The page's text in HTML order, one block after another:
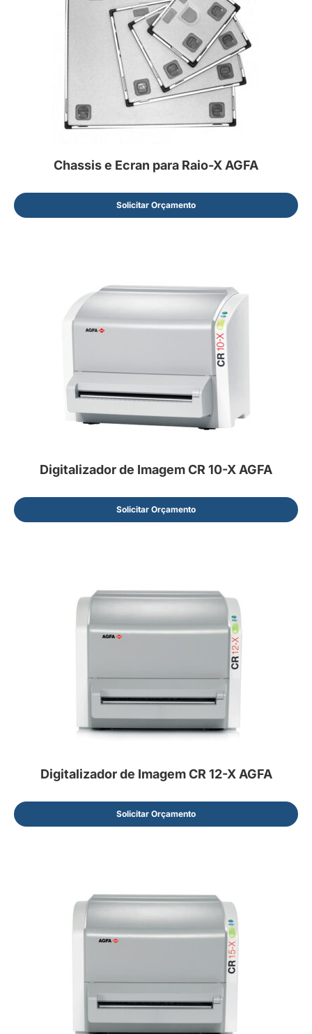
Chassis e Ecran para Raio-X AGFA
Solicitar Orçamento
Digitalizador de Imagem CR 10-X AGFA
Solicitar Orçamento
Digitalizador de Imagem CR 12-X AGFA
Solicitar Orçamento